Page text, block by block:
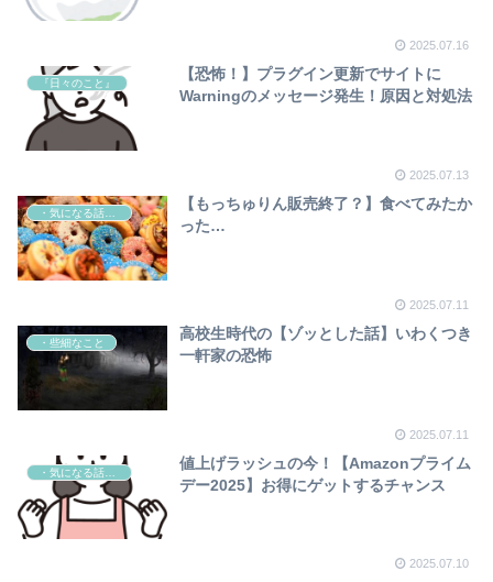
2025.07.16
『日々のこと』
【恐怖！】プラグイン更新でサイトに
Warningのメッセージ発生！原因と対処法
2025.07.13
【もっちゅりん販売終了？】食べてみたか
った…
2025.07.11
・些細なこと
高校生時代の【ゾッとした話】いわくつき
一軒家の恐怖
2025.07.11
値上げラッシュの今！【Amazonプライム
デー2025】お得にゲットするチャンス
2025.07.10